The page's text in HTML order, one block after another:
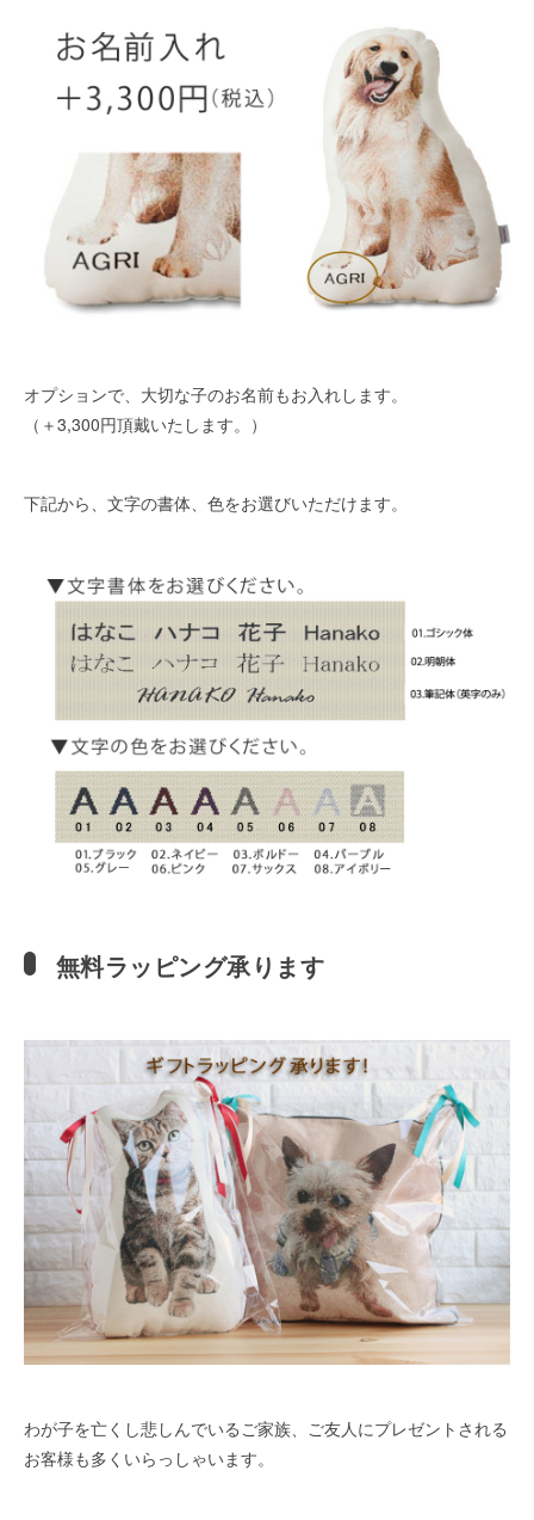
オプションで、大切な子のお名前もお入れします。
（＋3,300円頂戴いたします。）
下記から、文字の書体、色をお選びいただけます。
無料ラッピング承ります
わが子を亡くし悲しんでいるご家族、ご友人にプレゼントされる
お客様も多くいらっしゃいます。